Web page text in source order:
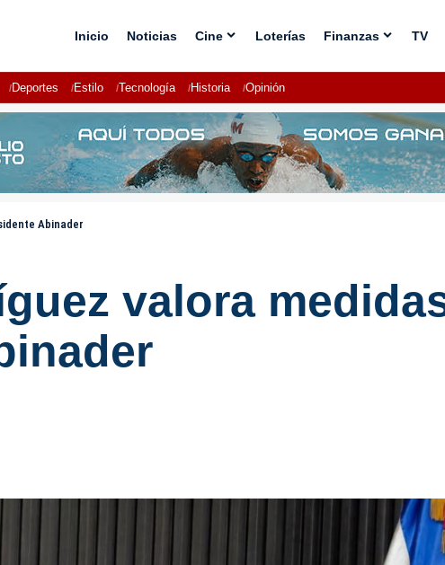
Inicio Noticias Cine Loterías Finanzas TV
Deportes Estilo Tecnología Historia Opinión
Abinader
valora